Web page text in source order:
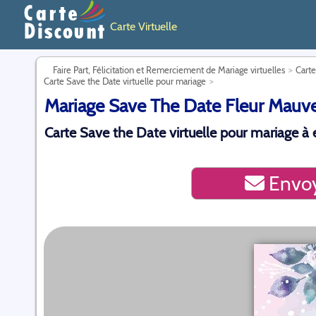
Carte Virtuelle
Faire Part, Félicitation et Remerciement de Mariage virtuelles
Carte Save the Date virtuelle pour mariage
Mariage Save The Date Fleur
Carte Save the Date virtuelle pour mariage